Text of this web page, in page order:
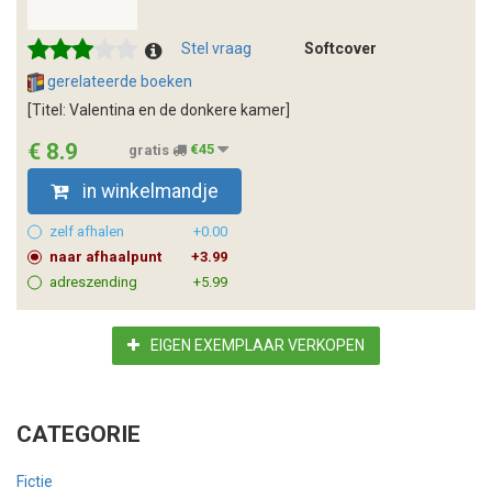
Stel vraag
Softcover
gerelateerde boeken
[Titel: Valentina en de donkere kamer]
€ 8.9 gratis €45
in winkelmandje
zelf afhalen
+0.00
naar afhaalpunt
+3.99
adreszending
+5.99
EIGEN EXEMPLAAR VERKOPEN
CATEGORIE
Fictie